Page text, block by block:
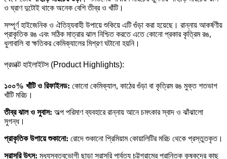
ও ঘ্রাণ দুটোই থাকে অনেক বেশি তীব্র ও খাঁটি।
সম্পূর্ণ হাইজেনিক ও ঐতিহ্যবাহী উপায়ে শুকিয়ে এটি গুঁড়া করা হয়েছে। রান্নায় আকর্ষণীয়
প্রাকৃতিক রঙ এবং সঠিক মাত্রার ঝাল নিশ্চিত করতে এতে কোনো প্রকার কৃত্রিম রঙ,
ধুলাবালি বা ক্ষতিকর কেমিক্যালের মিশ্রণ ঘটানো হয়নি।
প্রডাক্ট হাইলাইটস (Product Highlights):
১০০% খাঁটি ও রিফাইনড: কোনো কেমিক্যাল, কাঠের গুঁড়া বা কৃত্রিম রঙ মুক্ত শতভাগ
খাঁটি মরিচ।
তীব্র ঝাল ও সুবাস: অল্প পরিমাণ ব্যবহারে রান্নায় আনে চমৎকার স্বাদ ও ঝাঁঝালো
সুগন্ধ।
প্রাকৃতিক উপায়ে শুকানো: রোদে শুকানো প্রিমিয়াম কোয়ালিটির মরিচ থেকে প্রস্তুতকৃত।
সরাসরি উৎস: মধ্যস্বত্বভোগী ছাড়া সরাসরি পার্বত্য চট্টগ্রামের প্রান্তিক কৃষকদের কাছ